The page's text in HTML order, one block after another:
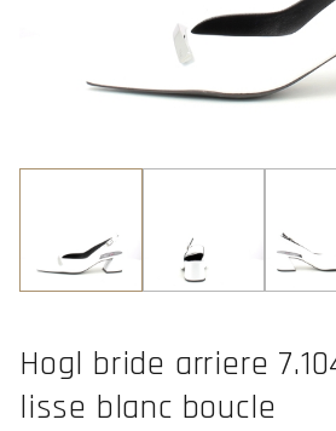
Hogl bride arriere
lisse blanc boucle